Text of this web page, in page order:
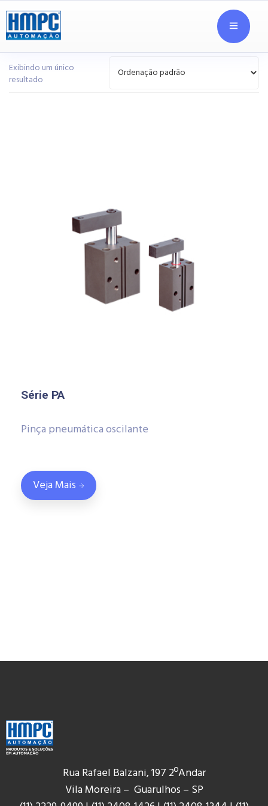
Exibindo um único
resultado
Série PA
Pinça pneumática oscilante
Veja Mais
Rua Rafael Balzani, 197 2ºAndar
Vila Moreira – Guarulhos – SP